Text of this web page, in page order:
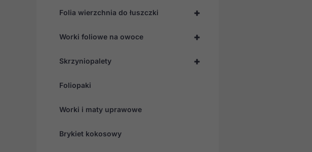
+
Folia wierzchnia do łuszczki
+
Worki foliowe na owoce
+
Skrzyniopalety
Foliopaki
Worki i maty uprawowe
Brykiet kokosowy